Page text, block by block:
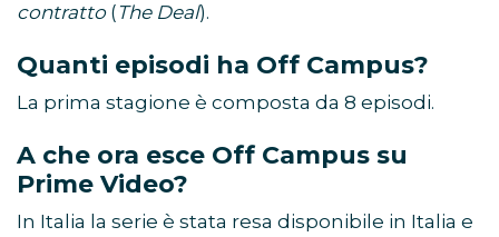
contratto( The Deal).
Quanti episodi ha Off Campus?
La prima stagione è composta da 8 episodi.
A che ora esce Off Campus su
Prime Video?
In Italia la serie è stata resa disponibile in Italia e